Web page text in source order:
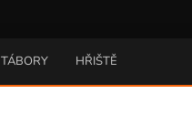
TÁBORY HŘIŠTĚ